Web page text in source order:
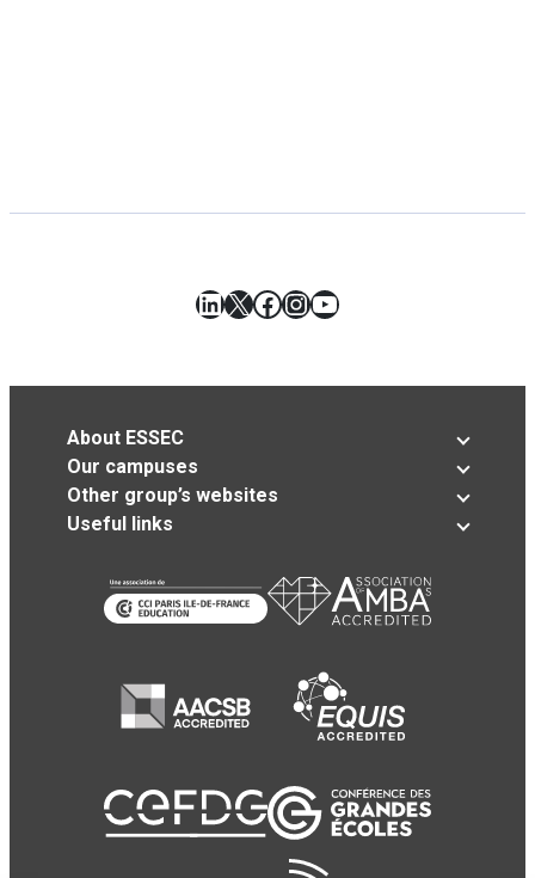
LinkedIn
X Facebook
Instagram
YouTube
About ESSEC
Our campuses
Other group’s websites
Useful links